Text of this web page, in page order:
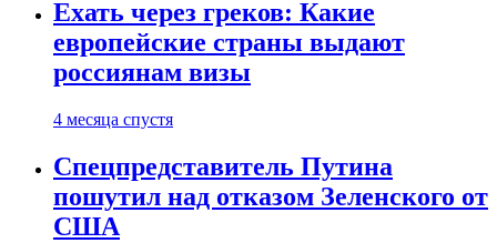
Ехать через греков: Какие
европейские страны выдают
россиянам визы
4 месяца спустя
Спецпредставитель Путина
пошутил над отказом Зеленского от
США